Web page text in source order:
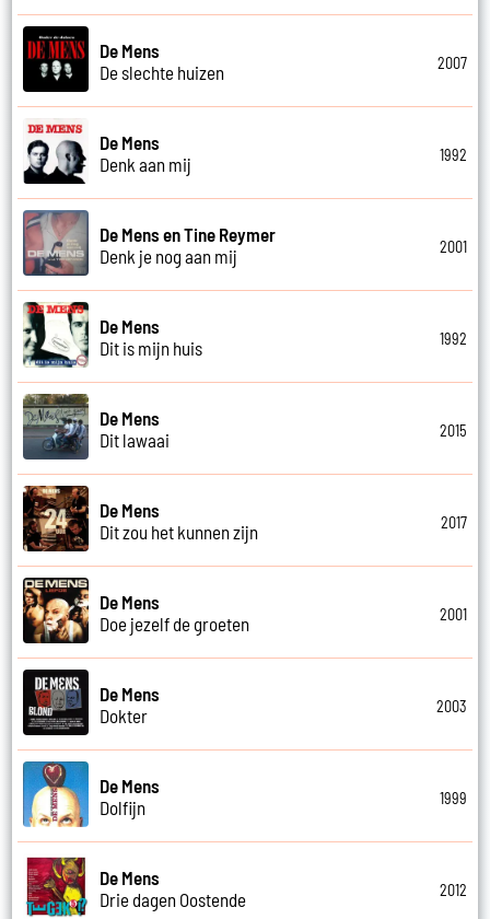
De Mens
De slechte huizen
2007
De Mens
Denk aan mij
1992
De Mens en Tine Reymer
Denk je nog aan mij
2001
De Mens
Dit is mijn huis
1992
De Mens
Dit lawaai
2015
De Mens
Dit zou het kunnen zijn
2017
De Mens
Doe jezelf de groeten
2001
De Mens
Dokter
2003
De Mens
Dolfijn
1999
De Mens
Drie dagen Oostende
2012